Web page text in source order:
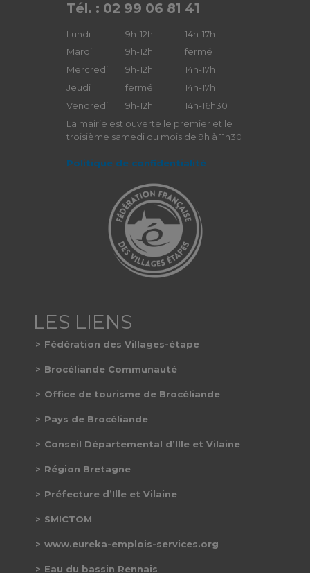
Tél. : 02 99 06 81 41
Lundi 9h-12h
14h-17h
Mardi
9h-12h
fermé
Mercredi
9h-12h
14h-17h
Jeudi
fermé
14h-17h
Vendredi
9h-12h
14h-16h30
La mairie est ouverte le premier et le
troisième samedi du mois de 9h à 11h30
Politique de confidentialité
Fédération des Villages-étape
Brocéliande Communauté
Office de tourisme de Brocéliande
Pays de Brocéliande
Conseil Départemental d’Ille et Vilaine
Région Bretagne
Préfecture d’Ille et Vilaine
SMICTOM
www.eureka-emplois-services.org
Eau du bassin Rennais